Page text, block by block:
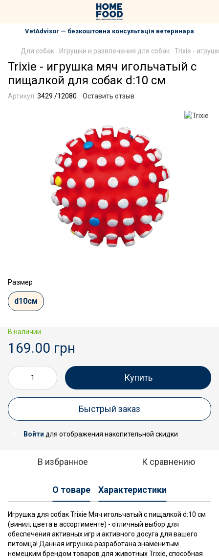
VetAdvisor — безкоштовна консультація ветеринара
Для собак Игрушки и развлечения для собак Trixie -
Trixie - игрушка мяч игольчатый с
пищалкой для собак d:10 см
Артикул: 3429 /12080 Оставить отзыв
Размер
d10см
В наличии
169.00 грн
Купить
Быстрый заказ
Войти для отображения накопительной скидки
В избранное К сравнению
О товаре Характеристики
Игрушка для собак Trixie Мяч игольчатый с пищалкой d:10 см
(винил, цвета в ассортименте) - отличный выбор для
обеспечения активных игр и активного досуга для вашего
питомца! Данная игрушка разработана знаменитым
немецким брендом товаров для животных Trixie, способная